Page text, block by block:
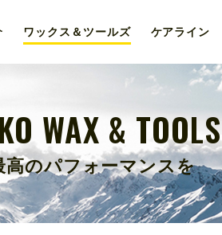
ワックス＆ ツールズ ケアライン
WAX & TOOLS
高のパフォーマンスを